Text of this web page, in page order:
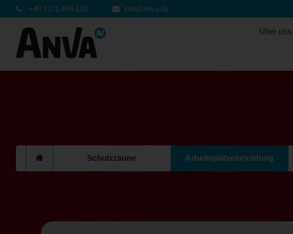
+49 7171 495-126 info@anva.de
Über uns
Schutzzäune Arbeitsplatzeinrichtung